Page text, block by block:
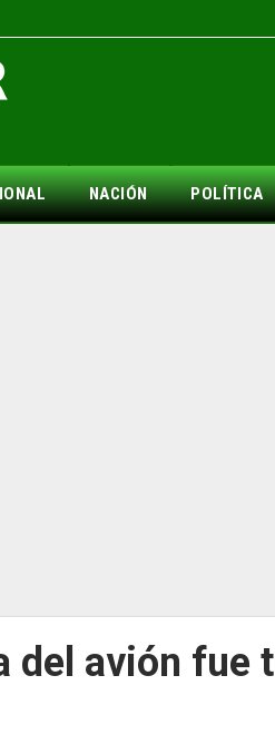
NACIÓN POLÍTICA
del avión fue